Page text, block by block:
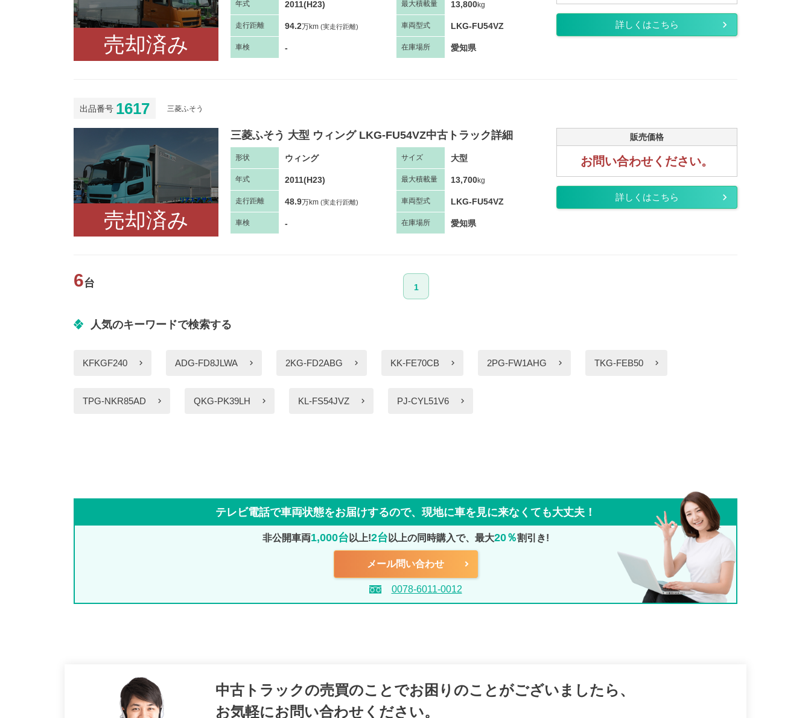
売却済み
年式 2011(H23) 最大積載量 13,800kg
走行距離 94.2万km (実走行距離) 車両型式 LKG-FU54VZ
車検 - 在庫場所 愛知県
詳しくはこちら
出品番号 1617 三菱ふそう
売却済み
三菱ふそう 大型 ウィング LKG-FU54VZ中古トラック詳細
形状 ウィング サイズ 大型
年式 2011(H23) 最大積載量 13,700kg
走行距離 48.9万km (実走行距離) 車両型式 LKG-FU54VZ
車検 - 在庫場所 愛知県
販売価格
お問い合わせください。
詳しくはこちら
6台 1
人気のキーワードで検索する
KFKGF240 ADG-FD8JLWA 2KG-FD2ABG KK-FE70CB 2PG-FW1AHG TKG-FEB50
TPG-NKR85AD QKG-PK39LH KL-FS54JVZ PJ-CYL51V6
テレビ電話で車両状態をお届けするので、 現地に車を見に来なくても大丈夫！
非公開車両1,000台 以上!2台 以上の同時購入で、最大20％割引き!
メール問い合わせ
0078-6011-0012
中古トラックの売買のことでお困りのことがございましたら、
お気軽にお問い合わせください。